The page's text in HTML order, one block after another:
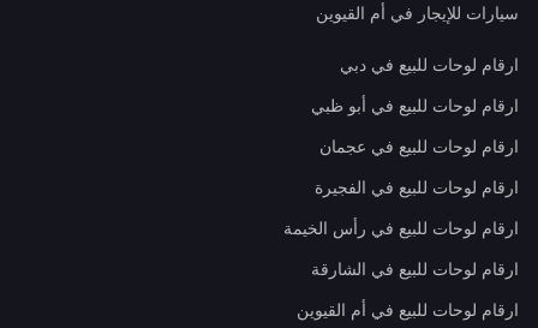
سيارات للإيجار في أم القيوين
ارقام لوحات للبيع في دبي
ارقام لوحات للبيع في أبو ظبي
ارقام لوحات للبيع في عجمان
ارقام لوحات للبيع في الفجيرة
ارقام لوحات للبيع في رأس الخيمة
ارقام لوحات للبيع في الشارقة
ارقام لوحات للبيع في أم القيوين